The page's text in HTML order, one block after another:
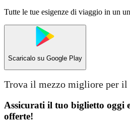
Tutte le tue esigenze di viaggio in un
Scaricalo su Google Play
Trova il mezzo migliore per il
Assicurati il ​​tuo biglietto oggi
offerte!